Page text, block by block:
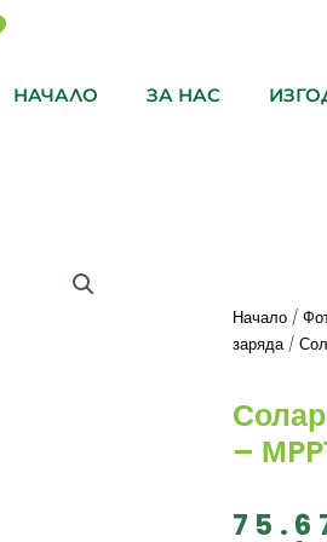
НАЧАЛО
ЗА НАС
Начало /
заряда/
–